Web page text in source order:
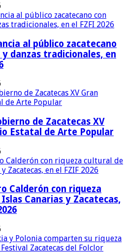
al público zacatecano
y danzas tradicionales, en
de Zacatecas XV
Estatal de Arte Popular
Calderón con riqueza
Canarias y Zacatecas,